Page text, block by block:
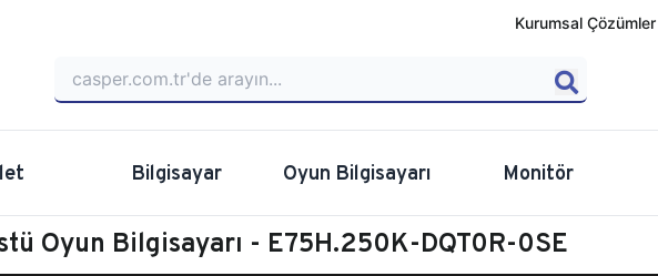
Kurumsal Çözümler
Bilgisayar Oyun Bilgisayarı Monitör
Oyun Bilgisayarı - E75H.250K-DQT0R-0SE